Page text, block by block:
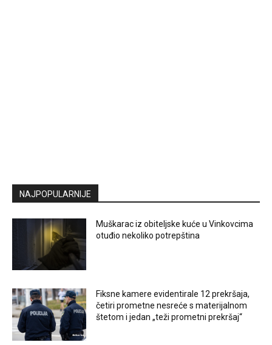
NAJPOPULARNIJE
Muškarac iz obiteljske kuće u Vinkovcima
otuđio nekoliko potrepština
Fiksne kamere evidentirale 12 prekršaja,
četiri prometne nesreće s materijalnom
štetom i jedan „teži prometni prekršaj“